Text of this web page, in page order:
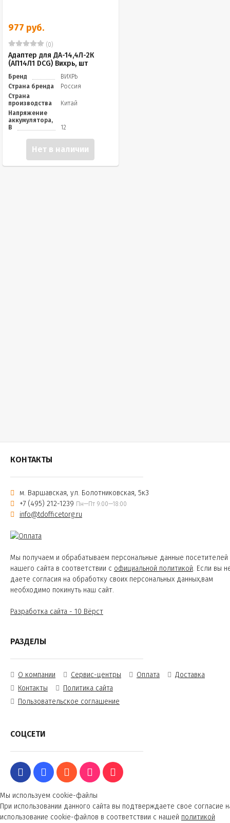
977 руб.
(0)
Адаптер для ДА-14,4Л-2К
(АП14Л1 DCG) Вихрь, шт
Бренд
ВИХРЬ
Страна бренда
Россия
Страна
производства
Китай
Напряжение
аккумулятора,
В
12
Нет в наличии
КОНТАКТЫ
м. Варшавская, ул. Болотниковская, 5к3
+7 (495) 212-1239 Пн—Пт 9:00—18:00
info@tdofficetorg.ru
Мы получаем и обрабатываем персональные данные посетителей
нашего сайта в соответствии с официальной политикой. Если вы
даете согласия на обработку своих персональных данных,вам
необходимо покинуть наш сайт.
Разработка сайта - 10 Вёрст
РАЗДЕЛЫ
О компании Сервис-центры Оплата
Доставка
Контакты
Политика сайта
Пользовательское соглашение
СОЦСЕТИ
Мы используем cookie-файлы
При использовании данного сайта вы подтверждаете свое согласие
использование cookie-файлов в соответствии с нашей политикой